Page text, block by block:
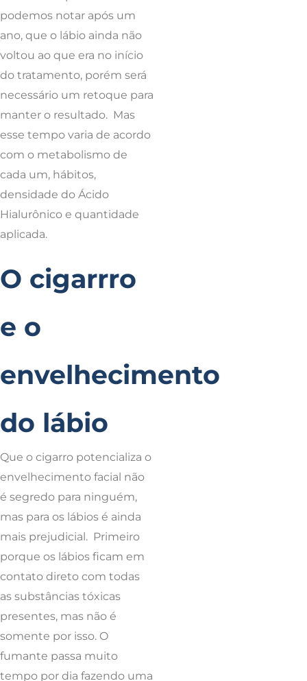
podemos notar após um
ano, que o lábio ainda não
voltou ao que era no início
do tratamento, porém será
necessário um retoque para
manter o resultado. Mas
esse tempo varia de acordo
com o metabolismo de
cada um, hábitos,
densidade do Ácido
Hialurônico e quantidade
aplicada.
O cigarrro
e o
envelhecimento
do lábio
Que o cigarro potencializa o
envelhecimento facial não
é segredo para ninguém,
mas para os lábios é ainda
mais prejudicial. Primeiro
porque os lábios ficam em
contato direto com todas
as substâncias tóxicas
presentes, mas não é
somente por isso. O
fumante passa muito
tempo por dia fazendo uma